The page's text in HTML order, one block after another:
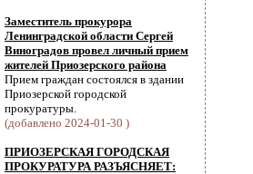
Заместитель прокурора
Ленинградской области Сергей
Виноградов провел личный прием
жителей Приозерского района
Прием граждан состоялся в здании
Приозерской городской
прокуратуры.
(добавлено 2024-01-30 )
ПРИОЗЕРСКАЯ ГОРОДСКАЯ
ПРОКУРАТУРА РАЗЪЯСНЯЕТ: